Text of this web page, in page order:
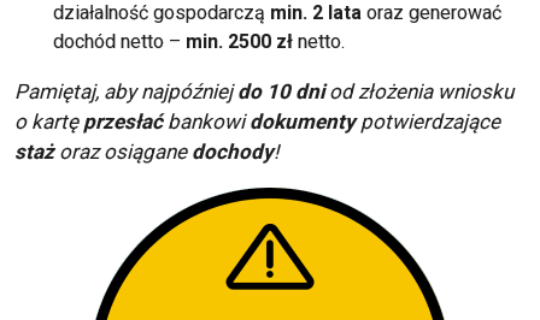
działalność gospodarczą min. 2 lata oraz generować
dochód netto – min. 2500 zł netto.
Pamiętaj, aby najpóźniejdo 10 dniod złożenia wniosku
o kartę przesłaćbankowidokumentypotwierdzające
stażoraz osiągane dochody!